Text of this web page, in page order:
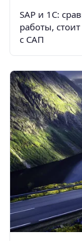
SAP и 1С:
работы,
с САП